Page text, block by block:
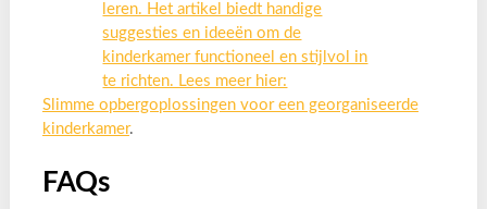
leren. Het artikel biedt handige
suggesties en ideeën om de
kinderkamer functioneel en stijlvol in
te richten. Lees meer hier:
Slimme opbergoplossingen voor een georganiseerde
kinderkamer.
FAQs